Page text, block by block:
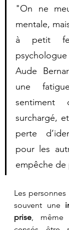
"On ne
mentale,
à petit
Aude
une
sentiment
surchargé,
perte
pour les
empêche
Les
souvent une
prise, même